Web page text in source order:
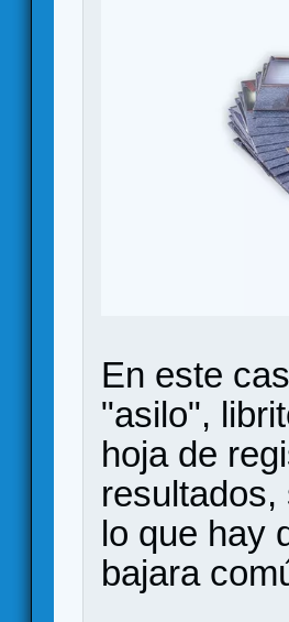
En este
"asilo",
hoja de
lo que hay
bajara